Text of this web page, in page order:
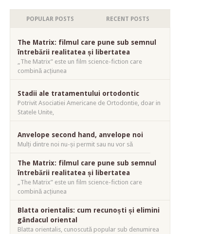
POPULAR POSTS RECENT POSTS
The Matrix: filmul care pune sub semnul
întrebării realitatea și libertatea
„The Matrix” este un film science-fiction care
combină acțiunea
Stadii ale tratamentului ortodontic
Potrivit Asociatiei Americane de Ortodontie, doar in
Statele Unite,
Anvelope second hand, anvelope noi
Mulți dintre noi nu-și permit sau nu vor să
The Matrix: filmul care pune sub semnul
întrebării realitatea și libertatea
„The Matrix” este un film science-fiction care
combină acțiunea
Blatta orientalis: cum recunoști și elimini
gândacul oriental
Blatta orientalis, cunoscută popular sub denumirea